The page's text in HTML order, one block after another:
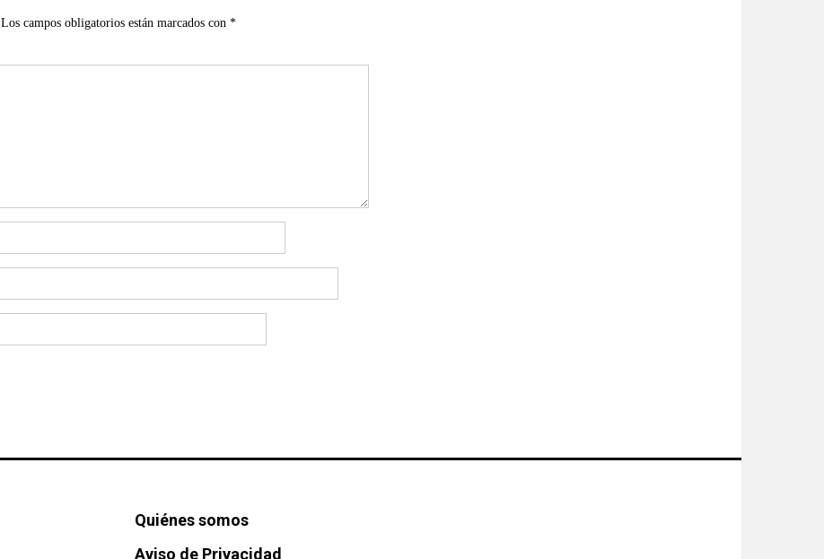
Los campos obligatorios están marcados con *
Quiénes somos
Aviso de Privacidad